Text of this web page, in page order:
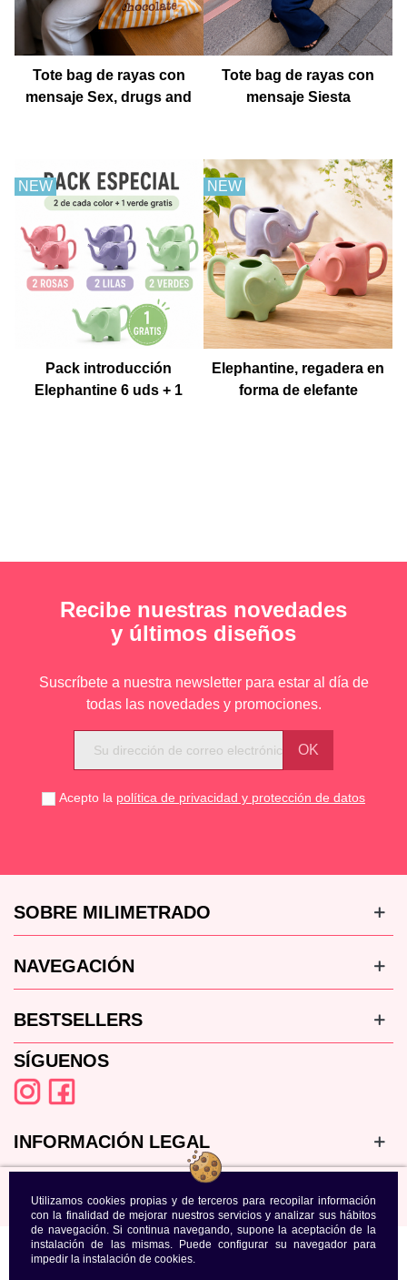
Utilizamos cookies propias y de terceros para recopilar información
con la finalidad de mejorar nuestros servicios y analizar sus hábitos
de navegación. Si continua navegando, supone la aceptación de la
instalación de las mismas. Puede configurar su navegador para
impedir la instalación de cookies.
Tote bag de rayas con
mensaje Sex, drugs and
Tote bag de rayas con
mensaje Siesta
NEW
Pack introducción
Elephantine 6 uds + 1
NEW
Elephantine, regadera en
forma de elefante
Recibe nuestras novedades
y últimos diseños
Suscríbete a nuestra newsletter para estar al día de
todas las novedades y promociones.
Acepto la política de privacidad y protección de datos
SOBRE MILIMETRADO
NAVEGACIÓN
BESTSELLERS
SÍGUENOS
INFORMACIÓN LEGAL